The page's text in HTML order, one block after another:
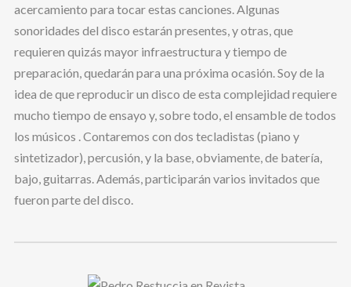
acercamiento para tocar estas canciones. Algunas
sonoridades del disco estarán presentes, y otras, que
requieren quizás mayor infraestructura y tiempo de
preparación, quedarán para una próxima ocasión. Soy de la
idea de que reproducir un disco de esta complejidad requiere
mucho tiempo de ensayo y, sobre todo, el ensamble de todos
los músicos . Contaremos con dos tecladistas (piano y
sintetizador), percusión, y la base, obviamente, de batería,
bajo, guitarras. Además, participarán varios invitados que
fueron parte del disco.